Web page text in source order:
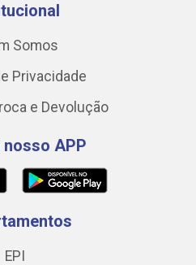
Somos
Privacidade
e Devolução
nosso APP
EPI